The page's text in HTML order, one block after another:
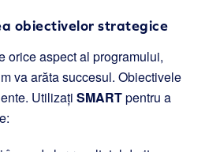
obiectivelor strategice
orice aspect al programului,
va arăta succesul. Obiectivele
Utilizați SMARTpentru a